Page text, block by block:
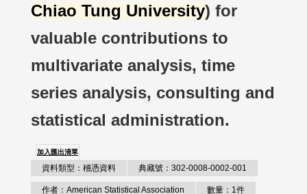
Chiao Tung University) for
valuable contributions to
multivariate analysis, time
series analysis, consulting and
statistical administration.
加入匯出清單
資料類型：稽憑資料 典藏號：302-0008-0002-001
作者：American Statistical Association 數量：1件